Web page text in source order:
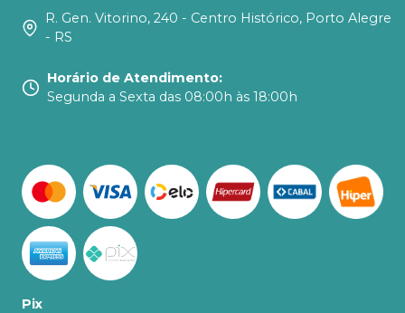
R. Gen. Vitorino, 240 - Centro Histórico, Porto Alegre
- RS
Horário de Atendimento:
Segunda a Sexta das 08:00h às 18:00h
Pix